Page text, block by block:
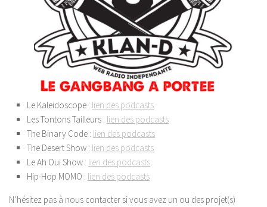
Le Kaleidoscope : lien des podcasts
Les Tontons Tailleurs : lien des podcasts
The Binary Code : lien des podcasts
The Desert Show : lien des podcasts
Le Ah Oui Show : lien des podcasts
Hip-Hop MOMO : lien des podcasts
N’hésitez pas à nous contacter si vous avez un ou des projet(s)